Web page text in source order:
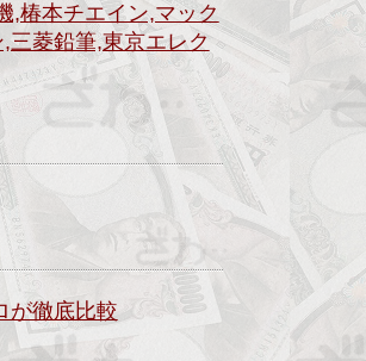
,椿本チエイン,マック
三菱鉛筆,東京エレク
が徹底比較